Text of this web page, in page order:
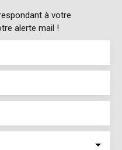
à votre
alerte mail !